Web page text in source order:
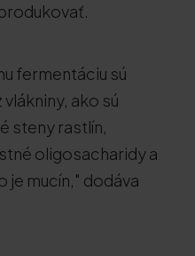
fermentáciu sú
ako sú
steny rastlín,
oligosacharidy a
je mucín," dodáva